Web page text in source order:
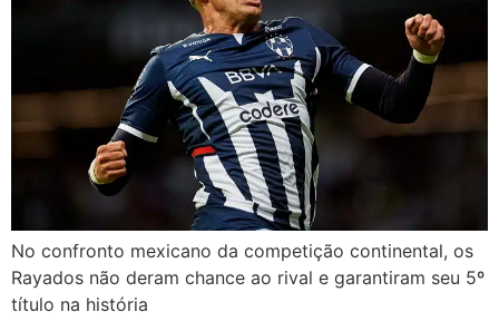
No confronto mexicano da competição continental, os
Rayados não deram chance ao rival e garantiram seu 5º
título na história